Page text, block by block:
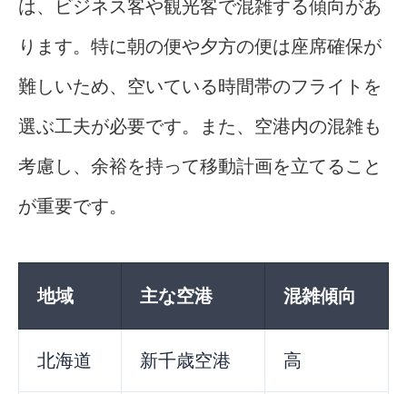
は、ビジネス客や観光客で混雑する傾向があ
ります。特に朝の便や夕方の便は座席確保が
難しいため、空いている時間帯のフライトを
選ぶ工夫が必要です。また、空港内の混雑も
考慮し、余裕を持って移動計画を立てること
が重要です。
地域 主な空港 混雑傾向
北海道 新千歳空港 高